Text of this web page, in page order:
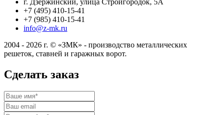
+7 (495) 410-15-41
+7 (985) 410-15-41
info@z-mk.ru
2004 - 2026 г. © «ЗМК» - производство металлических
решеток, ставней и гаражных ворот.
Сделать заказ